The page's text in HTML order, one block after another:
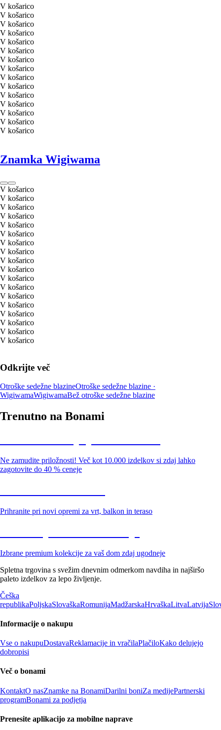
V košarico
V košarico
V košarico
V košarico
V košarico
V košarico
V košarico
V košarico
V košarico
V košarico
V košarico
V košarico
V košarico
V košarico
V košarico
Znamka Wigiwama
V košarico
V košarico
V košarico
V košarico
V košarico
V košarico
V košarico
V košarico
V košarico
V košarico
V košarico
V košarico
V košarico
V košarico
V košarico
V košarico
V košarico
V košarico
Odkrijte več
Otroške sedežne blazineOtroške sedežne blazine ·
WigiwamaWigiwamaBež otroške sedežne blazine
Trenutno na Bonami
Ne zamudite priložnosti! Več kot 10.000 izdelkov si zdaj lahko
zagotovite do 40 % ceneje
Prihranite pri novi opremi za vrt, balkon in teraso
Izbrane premium kolekcije za vaš dom zdaj ugodneje
Spletna trgovina s svežim dnevnim odmerkom navdiha in najširšo
paleto izdelkov za lepo življenje.
Češka
republikaPoljskaSlovaškaRomunijaMadžarskaHrvaškaLitvaLatvija
Informacije o nakupu
Vse o nakupuDostavaReklamacije in vračilaPlačiloKako delujejo
dobropisi
Več o bonami
KontaktO nasZnamke na BonamiDarilni boniZa medijePartnerski
programBonami za podjetja
Prenesite aplikacijo za mobilne naprave